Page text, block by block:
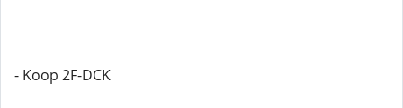
- Koop 2F-DCK